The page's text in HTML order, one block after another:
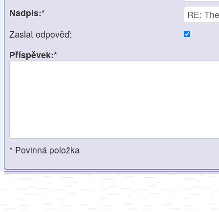
Nadpis:*
Zaslat odpověď:
Příspěvek:*
* Povinná položka